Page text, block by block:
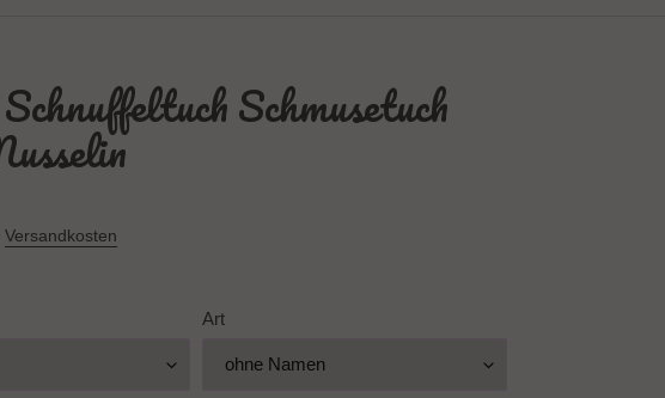
Schmusetuch
Versandkosten
Art